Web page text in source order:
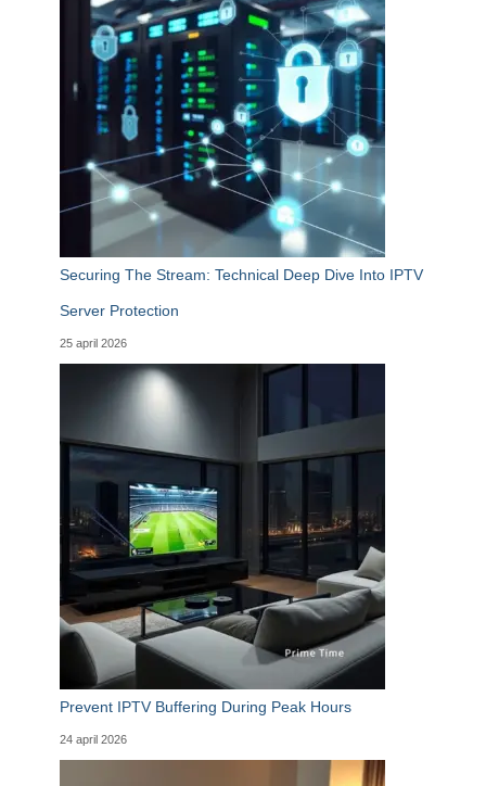
Securing The Stream: Technical Deep Dive Into IPTV
Server Protection
25 april 2026
Prevent IPTV Buffering During Peak Hours
24 april 2026